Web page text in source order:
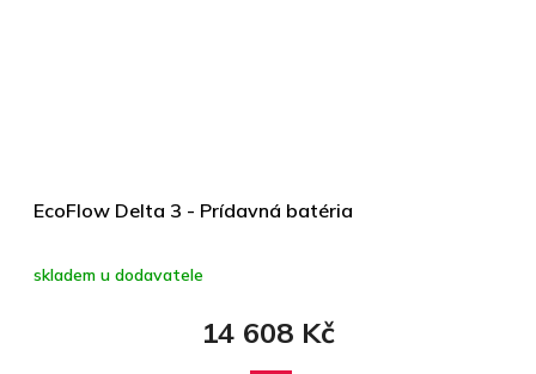
EcoFlow Delta 3 - Prídavná batéria
skladem u dodavatele
14 608 Kč